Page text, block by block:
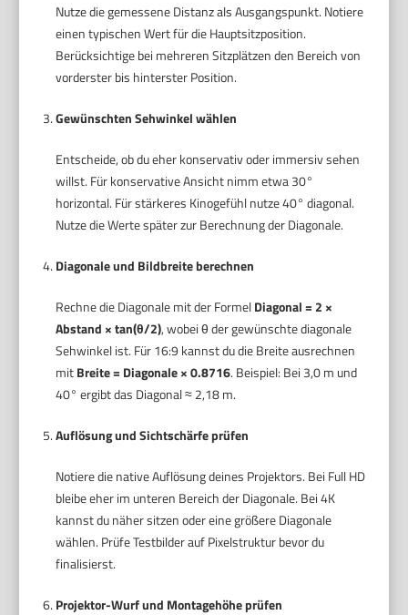
Nutze die gemessene Distanz als Ausgangspunkt. Notiere
einen typischen Wert für die Hauptsitzposition.
Berücksichtige bei mehreren Sitzplätzen den Bereich von
vorderster bis hinterster Position.
Gewünschten Sehwinkel wählen
Entscheide, ob du eher konservativ oder immersiv sehen
willst. Für konservative Ansicht nimm etwa 30°
horizontal. Für stärkeres Kinogefühl nutze 40° diagonal.
Nutze die Werte später zur Berechnung der Diagonale.
Diagonale und Bildbreite berechnen
Rechne die Diagonale mit der FormelDiagonal = 2 ×
Abstand × tan(θ/2), wobei θ der gewünschte diagonale
Sehwinkel ist. Für 16:9 kannst du die Breite ausrechnen
mitBreite = Diagonale × 0.8716. Beispiel: Bei 3,0 m und
40° ergibt das Diagonal ≈ 2,18 m.
Auflösung und Sichtschärfe prüfen
Notiere die native Auflösung deines Projektors. Bei Full HD
bleibe eher im unteren Bereich der Diagonale. Bei 4K
kannst du näher sitzen oder eine größere Diagonale
wählen. Prüfe Testbilder auf Pixelstruktur bevor du
finalisierst.
Projektor-Wurf und Montagehöhe prüfen